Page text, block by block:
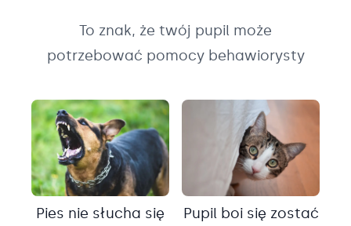
To znak, że twój pupil może
potrzebować pomocy behawiorysty
Pies nie słucha się
Pupil boi się zostać